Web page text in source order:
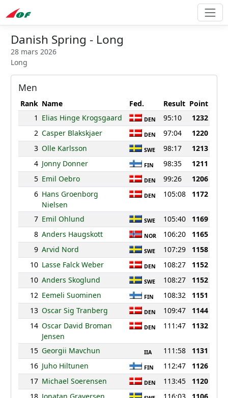
Danish Spring - Long
28 mars 2026
Long
Men
Rank Name Fed. Result Point
1 Elias Hinge Krogsgaard DEN 95:10
1232
2 Casper Blakskjaer DEN 97:04
1220
3 Olle Karlsson SWE 98:17
1213
4 Jonny Donner FIN 98:35
1211
5 Emil Oebro DEN 99:26
1206
6 Hans Groenborg
Nielsen
DEN 105:08 1172
7 Emil Ohlund SWE 105:40
1169
8 Anders Haugskott NOR 106:20
1165
9 Arvid Nord SWE 107:29
1158
10 Lasse Falck Weber DEN 108:27
1152
10 Anders Skoglund SWE 108:27
1152
12 Eemeli Suominen FIN 108:32
1151
13 Oscar Sig Tranberg DEN 109:47
1144
14 Oscar David Broman
Jensen
DEN 111:47 1132
15 Georgii Mavchun IIA 111:58
1131
16 Juho Hiltunen FIN 112:47
1126
17 Michael Soerensen DEN 113:45
1120